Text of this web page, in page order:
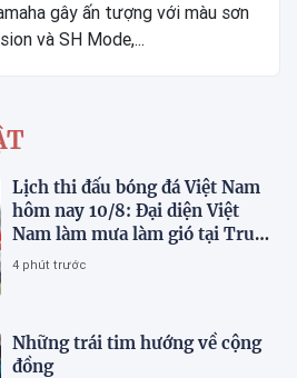
gây ấn tượng với màu sơn
và SH Mode,...
Lịch thi đấu bóng đá Việt Nam
hôm nay 10/8: Đại diện Việt
Nam làm mưa làm gió tại Trung
Quốc
4 phút trước
Những trái tim hướng về cộng
đồng